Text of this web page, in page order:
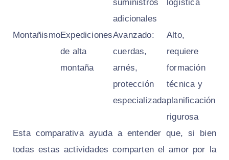
suministros
adicionales
logística
MontañismoExpediciones
de alta
montaña
Avanzado:
cuerdas,
arnés,
protección
especializada
Alto,
requiere
formación
técnica y
planificación
rigurosa
Esta comparativa ayuda a entender que, si bien
todas estas actividades comparten el amor por la